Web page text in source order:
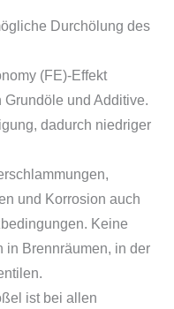
Durchölung des
(FE)-Effekt
und Additive.
dadurch niedriger
und Korrosion auch
Keine
in Brennräumen, in der
ist bei allen